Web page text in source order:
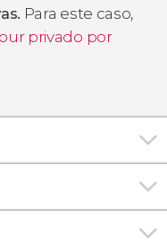
Para este caso,
privado por